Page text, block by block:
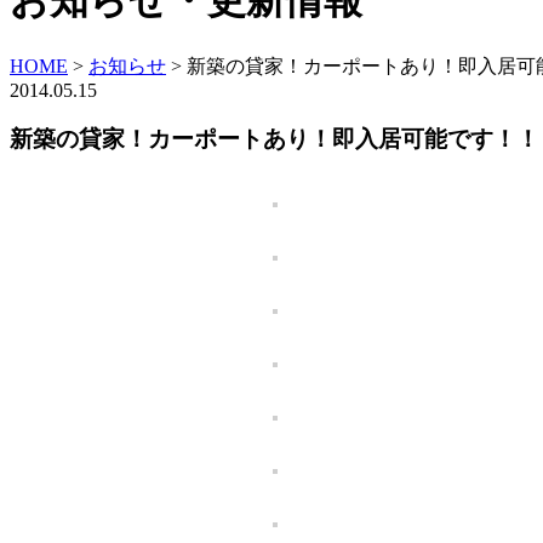
HOME > お知らせ > 新築の貸家！カーポートあり！即入居可
2014.05.15
新築の貸家！カーポートあり！即入居可能です！！